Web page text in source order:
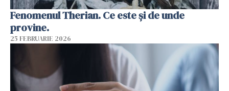
Fenomenul Therian. Ce este și de unde
provine.
25 FEBRUARIE 2026